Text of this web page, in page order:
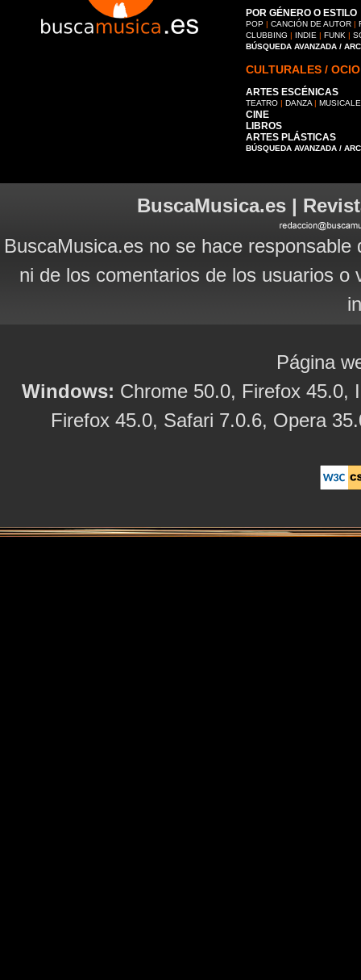
POR GÉNERO O ESTILO
POP | CANCIÓN DE AUTOR |
CLUBBING | INDIE | FUNK |
BÚSQUEDA AVANZADA /
CULTURALES / OCIO
ARTES ESCÉNICAS
TEATRO | DANZA |
CINE
LIBROS
ARTES PLÁSTICAS
BÚSQUEDA AVANZADA /
BuscaMusica.es |
BuscaMusica.es no se hace
ni de los comentarios de los usuarios
Página
Windows: Chrome 50.0, Firefox 45.0,
Firefox 45.0, Safari 7.0.6, Opera